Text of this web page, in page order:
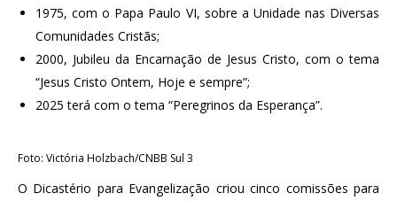
1975, com o Papa Paulo VI, sobre a Unidade nas Diversas
Comunidades Cristãs;
2000, Jubileu da Encarnação de Jesus Cristo, com o tema
“Jesus Cristo Ontem, Hoje e sempre”;
2025 terá com o tema “Peregrinos da Esperança”.
Foto: Victória Holzbach/CNBB Sul 3
O Dicastério para Evangelização criou cinco comissões para